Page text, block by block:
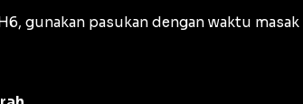
gunakan pasukan dengan waktu